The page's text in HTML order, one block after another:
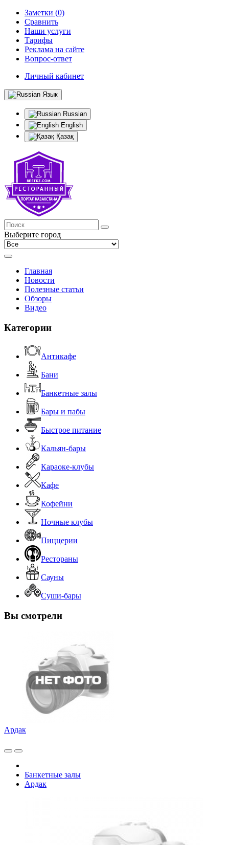
Заметки (0)
Сравнить
Наши услуги
Тарифы
Реклама на сайте
Вопрос-ответ
Личный кабинет
Язык
Russian
English
Қазақ
Выберите город
Главная
Новости
Полезные статьи
Обзоры
Видео
Категории
Антикафе
Бани
Банкетные залы
Бары и пабы
Быстрое питание
Кальян-бары
Караоке-клубы
Кафе
Кофейни
Ночные клубы
Пиццерии
Рестораны
Сауны
Суши-бары
Вы смотрели
Ардак
Банкетные залы
Ардак